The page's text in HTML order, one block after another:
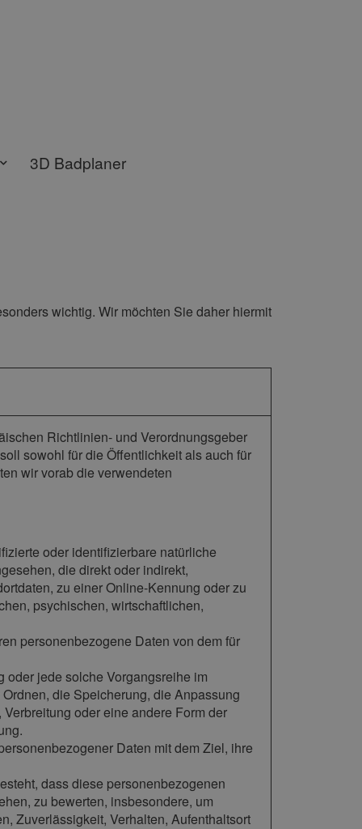
3D Badplaner
wichtig. Wir möchten Sie daher hiermit
Richtlinien- und Verordnungsgeber
sowohl für die Öffentlichkeit als auch für
wir vorab die verwendeten
oder identifizierbare natürliche
die direkt oder indirekt,
zu einer Online-Kennung oder zu
psychischen, wirtschaftlichen,
personenbezogene Daten von dem für
oder jede solche Vorgangsreihe im
die Speicherung, die Anpassung
oder eine andere Form der
Daten mit dem Ziel, ihre
dass diese personenbezogenen
zu bewerten, insbesondere, um
Zuverlässigkeit, Verhalten, Aufenthaltsort